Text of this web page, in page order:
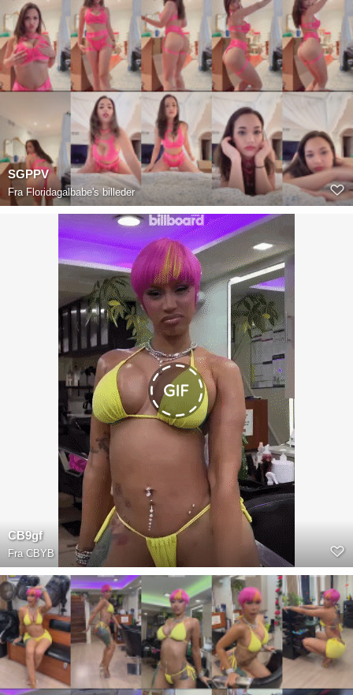
SGPPV
Fra Floridagalbabe's billeder
CB9gf
FraCBYB